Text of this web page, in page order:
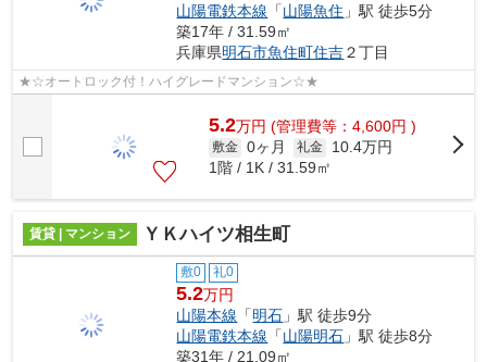
山陽電鉄本線 「山陽魚住 」駅 徒歩5分
築17年 / 31.59㎡
兵庫県明石市魚住町住吉２丁目
★☆オートロック付！ハイグレードマンション☆★
5.2万円 (管理費等：4,600円 )
敷金 0ヶ月 礼金
10.4万円
1階 / 1K / 31.59㎡
賃貸 | マンション ＹＫハイツ相生町
敷0 礼0
5.2万円
山陽本線 「明石 」駅 徒歩9分
山陽電鉄本線 「山陽明石 」駅 徒歩8分
築31年 / 21.09㎡